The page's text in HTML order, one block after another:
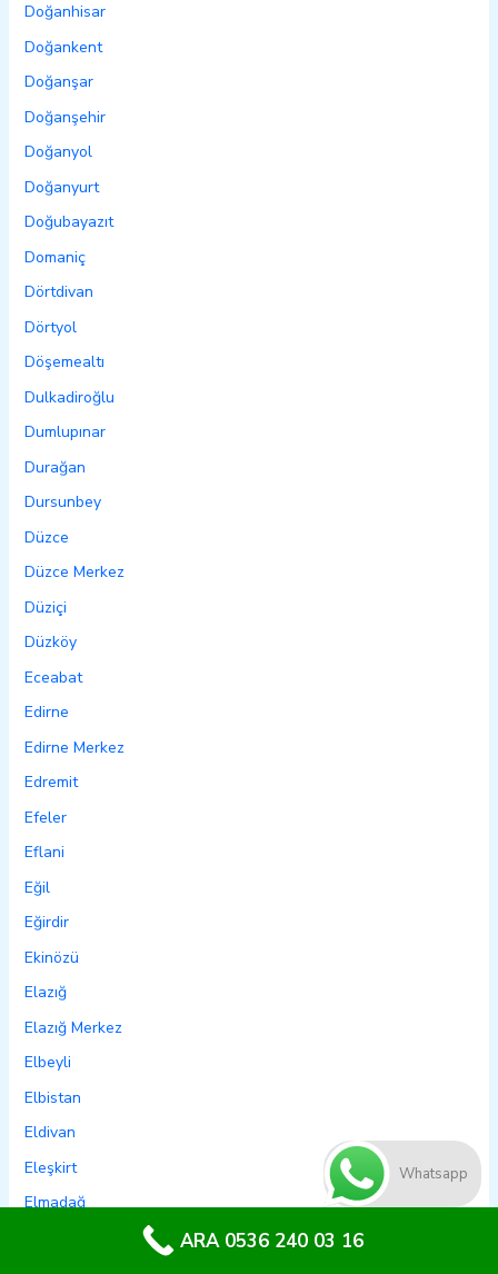
Doğanhisar
Doğankent
Doğanşar
Doğanşehir
Doğanyol
Doğanyurt
Doğubayazıt
Domaniç
Dörtdivan
Dörtyol
Döşemealtı
Dulkadiroğlu
Dumlupınar
Durağan
Dursunbey
Düzce
Düzce Merkez
Düziçi
Düzköy
Eceabat
Edirne
Edirne Merkez
Edremit
Efeler
Eflani
Eğil
Eğirdir
Ekinözü
Elazığ
Elazığ Merkez
Elbeyli
Elbistan
Eldivan
Eleşkirt
Elmadağ
Whatsapp
ARA 0536 240 03 16